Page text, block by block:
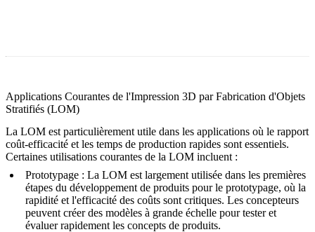
Applications Courantes de l'Impression 3D par Fabrication d'Objets
Stratifiés (LOM)
La LOM est particulièrement utile dans les applications où le rapport
coût-efficacité et les temps de production rapides sont essentiels.
Certaines utilisations courantes de la LOM incluent :
Prototypage : La LOM est largement utilisée dans les premières
étapes du développement de produits pour le prototypage, où la
rapidité et l'efficacité des coûts sont critiques. Les concepteurs
peuvent créer des modèles à grande échelle pour tester et
évaluer rapidement les concepts de produits.